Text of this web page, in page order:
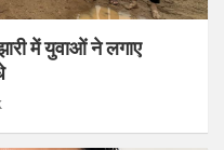
में युवाओं ने लगाए